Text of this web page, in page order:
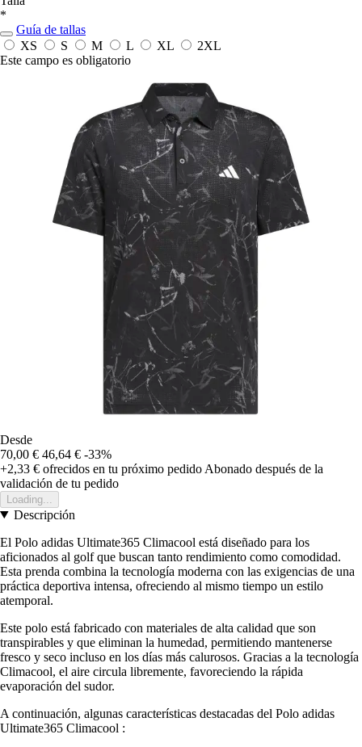
*
Guía de tallas
XS
S M L XL
2XL
Este campo es obligatorio
Desde
70,00 € 46,64 € -33%
+2,33 € ofrecidos en tu próximo pedido Abonado después de la
validación de tu pedido
Loading...
Descripción
El Polo adidas Ultimate365 Climacool está diseñado para los
aficionados al golf que buscan tanto rendimiento como comodidad.
Esta prenda combina la tecnología moderna con las exigencias de una
práctica deportiva intensa, ofreciendo al mismo tiempo un estilo
atemporal.
Este polo está fabricado con materiales de alta calidad que son
transpirables y que eliminan la humedad, permitiendo mantenerse
fresco y seco incluso en los días más calurosos. Gracias a la tecnología
Climacool, el aire circula libremente, favoreciendo la rápida
evaporación del sudor.
A continuación, algunas características destacadas del Polo adidas
Ultimate365 Climacool :